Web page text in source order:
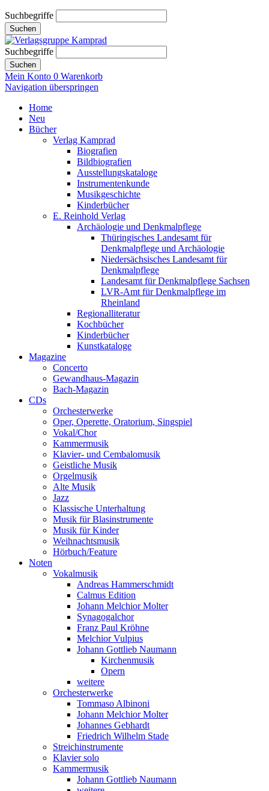
Suchbegriffe
Suchen
Suchbegriffe
Suchen
Mein Konto 0 Warenkorb
Navigation überspringen
Home
Neu
Bücher
Verlag Kamprad
Biografien
Bildbiografien
Ausstellungskataloge
Instrumentenkunde
Musikgeschichte
Kinderbücher
E. Reinhold Verlag
Archäologie und Denkmalpflege
Thüringisches Landesamt für
Denkmalpflege und Archäologie
Niedersächsisches Landesamt für
Denkmalpflege
Landesamt für Denkmalpflege Sachsen
LVR-Amt für Denkmalpflege im
Rheinland
Regionalliteratur
Kochbücher
Kinderbücher
Kunstkataloge
Magazine
Concerto
Gewandhaus-Magazin
Bach-Magazin
CDs
Orchesterwerke
Oper, Operette, Oratorium, Singspiel
Vokal/Chor
Kammermusik
Klavier- und Cembalomusik
Geistliche Musik
Orgelmusik
Alte Musik
Jazz
Klassische Unterhaltung
Musik für Blasinstrumente
Musik für Kinder
Weihnachtsmusik
Hörbuch/Feature
Noten
Vokalmusik
Andreas Hammerschmidt
Calmus Edition
Johann Melchior Molter
Synagogalchor
Franz Paul Kröhne
Melchior Vulpius
Johann Gottlieb Naumann
Kirchenmusik
Opern
weitere
Orchesterwerke
Tommaso Albinoni
Johann Melchior Molter
Johannes Gebhardt
Friedrich Wilhelm Stade
Streichinstrumente
Klavier solo
Kammermusik
Johann Gottlieb Naumann